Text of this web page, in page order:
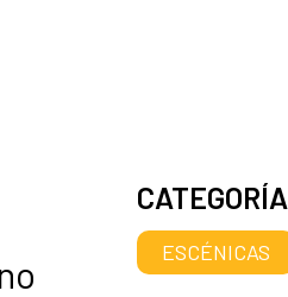
CATEGORÍA
ESCÉNICAS